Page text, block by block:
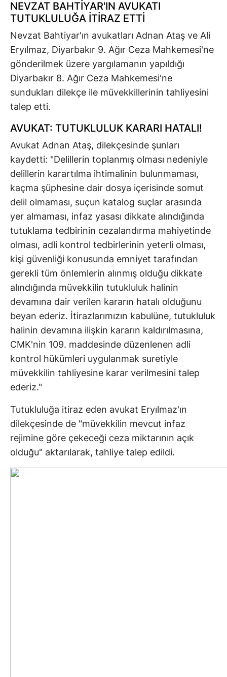
NEVZAT BAHTİYAR'IN AVUKATI
TUTUKLULUĞA İTİRAZ ETTİ
Nevzat Bahtiyar'ın avukatları Adnan Ataş ve Ali
Eryılmaz, Diyarbakır 9. Ağır Ceza Mahkemesi'ne
gönderilmek üzere yargılamanın yapıldığı
Diyarbakır 8. Ağır Ceza Mahkemesi'ne
sundukları dilekçe ile müvekkillerinin tahliyesini
talep etti.
AVUKAT: TUTUKLULUK KARARI HATALI!
Avukat Adnan Ataş, dilekçesinde şunları
kaydetti: "Delillerin toplanmış olması nedeniyle
delillerin karartılma ihtimalinin bulunmaması,
kaçma şüphesine dair dosya içerisinde somut
delil olmaması, suçun katalog suçlar arasında
yer almaması, infaz yasası dikkate alındığında
tutuklama tedbirinin cezalandırma mahiyetinde
olması, adli kontrol tedbirlerinin yeterli olması,
kişi güvenliği konusunda emniyet tarafından
gerekli tüm önlemlerin alınmış olduğu dikkate
alındığında müvekkilin tutukluluk halinin
devamına dair verilen kararın hatalı olduğunu
beyan ederiz. İtirazlarımızın kabulüne, tutukluluk
halinin devamına ilişkin kararın kaldırılmasına,
CMK'nin 109. maddesinde düzenlenen adli
kontrol hükümleri uygulanmak suretiyle
müvekkilin tahliyesine karar verilmesini talep
ederiz."
Tutukluluğa itiraz eden avukat Eryılmaz'ın
dilekçesinde de "müvekkilin mevcut infaz
rejimine göre çekeceği ceza miktarının açık
olduğu" aktarılarak, tahliye talep edildi.